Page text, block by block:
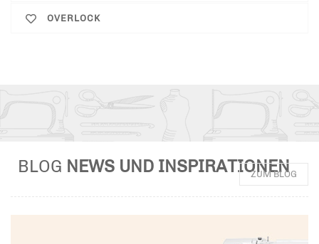
OVERLOCK
BLOG NEWS UND INSPIRATIONEN
ZUM BLOG